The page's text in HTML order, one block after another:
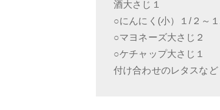
酒大さじ１
○にんにく(小）１/２～
○マヨネーズ大さじ２
○ケチャップ大さじ１
付け合わせのレタスなど